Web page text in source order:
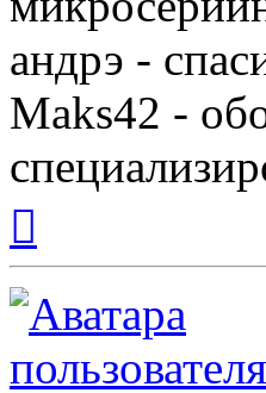
андрэ -
Maks42 -
началу